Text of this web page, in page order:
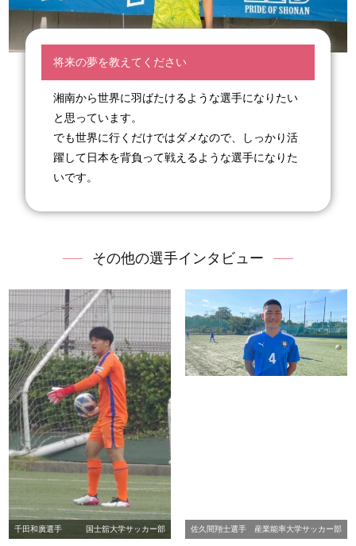
将来の夢を教えてください
湘南から世界に羽ばたけるような選手になりたい
と思っています。
でも世界に行くだけではダメなので、しっかり活
躍して日本を背負って戦えるような選手になりた
いです。
その他の選手インタビュー
千田和廣選手 国士舘大学サッカー部 佐久間翔士選手 産業能率大学サッカー部